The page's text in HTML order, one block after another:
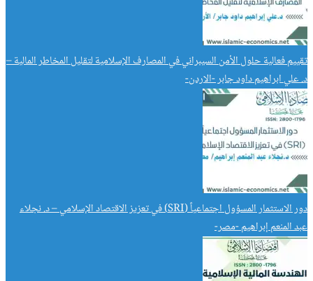
تقييم فعالية حلول الأمن السيبراني في المصارف الإسلامية لتقليل المخاطر المالية –
د. علي ابراهيم داود جابر -الاردن-
دور الاستثمار المسؤول اجتماعياً (SRI) في تعزيز الاقتصاد الإسلامي – د. نجلاء
عبد المنعم إبراهيم -مصر-